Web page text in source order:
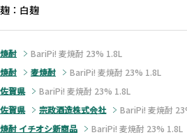
麹：白麹
焼酎
BariPi! 麦焼酎 23% 1.8L
焼酎
麦焼酎
BariPi! 麦焼酎 23% 1.8L
佐賀県
BariPi! 麦焼酎 23% 1.8L
佐賀県
宗政酒造株式会社
BariPi! 麦焼酎
焼酎 イチオシ新商品
BariPi! 麦焼酎 23% 1.8L